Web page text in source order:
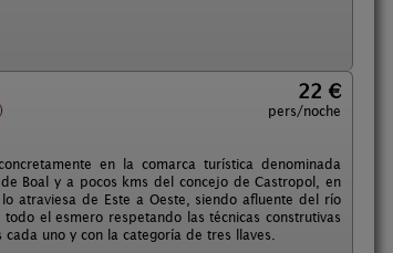
22 €
pers/noche
en la comarca turística denominada
de Boal y a pocos kms del concejo de Castropol, en
atraviesa de Este a Oeste, siendo afluente del río
el esmero respetando las técnicas construtivas
uno y con la categoría de tres llaves.